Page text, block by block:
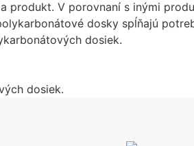
produkt. V porovnaní s inými
dosky spĺňajú
dosiek.
dosiek.